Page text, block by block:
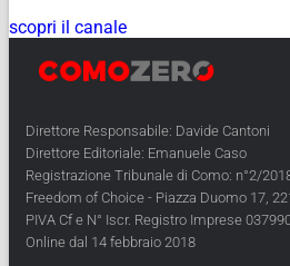
scopri il canale
Direttore Responsabile: Davide Cantoni
Direttore Editoriale: Emanuele Caso
Registrazione Tribunale di Como: n°2/
Freedom of Choice - Piazza Duomo 17,
PIVA Cf e N° Iscr. Registro Imprese
Online dal 14 febbraio 2018